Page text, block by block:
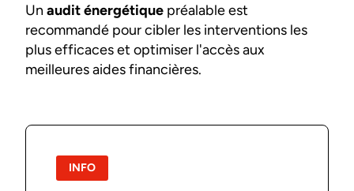
Un audit énergétique préalable est
recommandé pour cibler les interventions les
plus efficaces et optimiser l'accès aux
meilleures aides financières.
INFO